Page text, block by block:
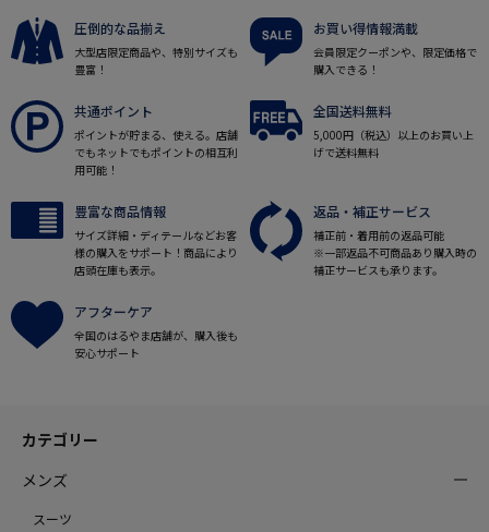
圧倒的な品揃え
大型店限定商品や、特別サイズも
豊富！
お買い得情報満載
会員限定クーポンや、限定価格で
購入できる！
共通ポイント
ポイントが貯まる、使える。店舗
でもネットでもポイントの相互利
用可能！
全国送料無料
5,000円（税込）以上のお買い上
げで送料無料
豊富な商品情報
サイズ詳細・ディテールなどお客
様の購入をサポート！商品により
店頭在庫も表示。
返品・補正サービス
補正前・着用前の返品可能
※一部返品不可商品あり購入時の
補正サービスも承ります。
アフターケア
全国のはるやま店舗が、購入後も
安心サポート
カテゴリー
メンズ
スーツ